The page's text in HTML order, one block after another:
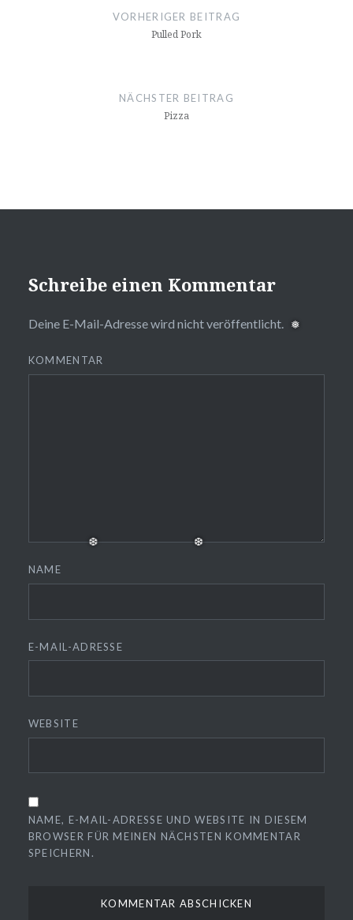
VORHERIGER BEITRAG
Pulled Pork
NÄCHSTER BEITRAG
Pizza
Schreibe einen Kommentar
Deine E-Mail-Adresse wird nicht veröffentlicht.
KOMMENTAR
NAME
E-MAIL-ADRESSE
WEBSITE
NAME, E-MAIL-ADRESSE UND WEBSITE IN DIESEM
BROWSER FÜR MEINEN NÄCHSTEN KOMMENTAR
SPEICHERN.